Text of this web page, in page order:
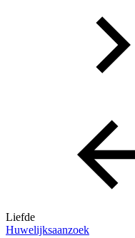
Liefde
Huwelijksaanzoek